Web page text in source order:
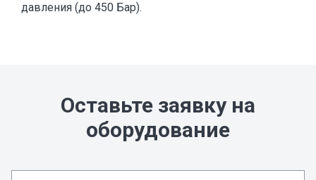
давления (до 450 Бар).
Оставьте заявку на
оборудование